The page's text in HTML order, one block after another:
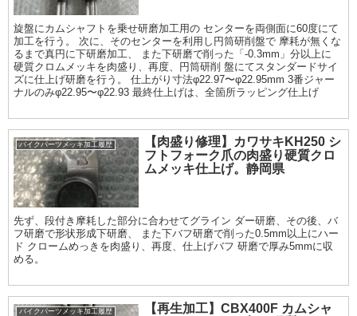
旋盤にカムシャフトを乗せ研磨加工用の センターを両側面に60度にて
加工を行う。 次に、そのセンターを利用し円筒研削盤で 摩耗が無くな
るまで真円に下研磨加工、 また下研磨で削った「-0.3mm」分以上に
硬質クロムメッキを肉盛り、再度、円筒研削 盤にてスタンダードサイ
ズに仕上げ研磨を行う。 仕上がり寸法φ22.97〜φ22.95mm 3番ジャー
ナルのみφ22.95〜φ22.93 最終仕上げは、全箇所ラッピング仕上げ
バイクパーツメッキ加工履歴
【肉盛り修理】カワサキKH250 シ
フトフォーク爪の肉盛り硬質クロ
ムメッキ仕上げ。静岡県
先ず、段付き摩耗した部分に合わせてグライン ダー研磨、その後、バ
フ研磨で形状形成下研磨、 また下バフ研磨で削った0.5mm以上にハー
ド クロームめっきを肉盛り、再度、仕上げバフ 研磨で厚み5mmに収
める。
バイクパーツメッキ加工履歴
【再生加工】CBX400F カムシャ